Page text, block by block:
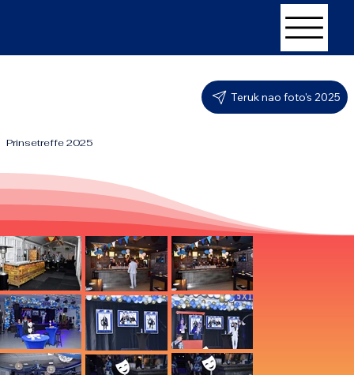
Prinsetreffe 2025
Teruk nao foto's 2025